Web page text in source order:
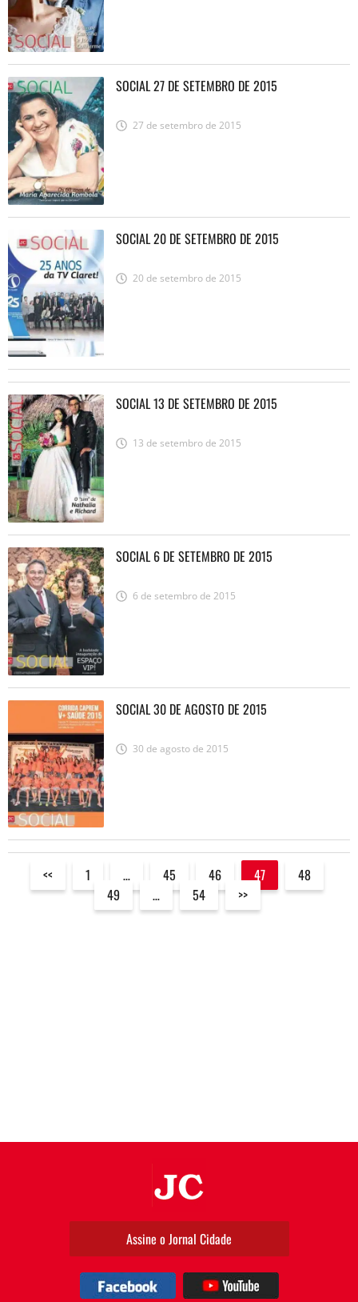
SOCIAL 27 DE SETEMBRO DE 2015
27 de setembro de 2015
SOCIAL 20 DE SETEMBRO DE 2015
20 de setembro de 2015
SOCIAL 13 DE SETEMBRO DE 2015
13 de setembro de 2015
SOCIAL 6 DE SETEMBRO DE 2015
6 de setembro de 2015
SOCIAL 30 DE AGOSTO DE 2015
30 de agosto de 2015
<< 1 … 45 46 47
48
49
… 54 >>
Assine o Jornal Cidade
Facebook